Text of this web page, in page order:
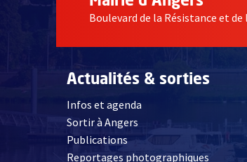
Boulevard de la Résistance et de
Actualités & sorties
Infos et agenda
Sortir à Angers
Publications
Reportages photographiques